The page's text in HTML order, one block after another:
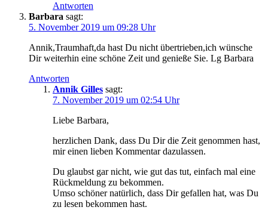
Antworten
Barbara sagt:
5. November 2019 um 09:28 Uhr
Annik,Traumhaft,da hast Du nicht übertrieben,ich wünsche
Dir weiterhin eine schöne Zeit und genieße Sie. Lg Barbara
Antworten
Annik Gilles sagt:
7. November 2019 um 02:54 Uhr
Liebe Barbara,
herzlichen Dank, dass Du Dir die Zeit genommen hast,
mir einen lieben Kommentar dazulassen.
Du glaubst gar nicht, wie gut das tut, einfach mal eine
Rückmeldung zu bekommen.
Umso schöner natürlich, dass Dir gefallen hat, was Du
zu lesen bekommen hast.